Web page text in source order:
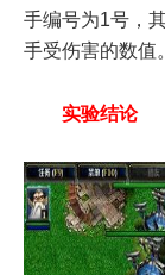
手编号为1号，
手受伤害的数值。
实验结论